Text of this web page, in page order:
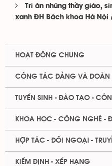
Tri ân những thầy giáo,
xanh ĐH Bách khoa Hà Nội
HOẠT ĐỘNG CHUNG
CÔNG TÁC ĐẢNG VÀ ĐOÀN
TUYỂN SINH - ĐÀO TẠO -
KHOA HỌC - CÔNG NGHỆ -
HỢP TÁC - ĐỐI NGOẠI -
KIỂM ĐỊNH - XẾP HẠNG